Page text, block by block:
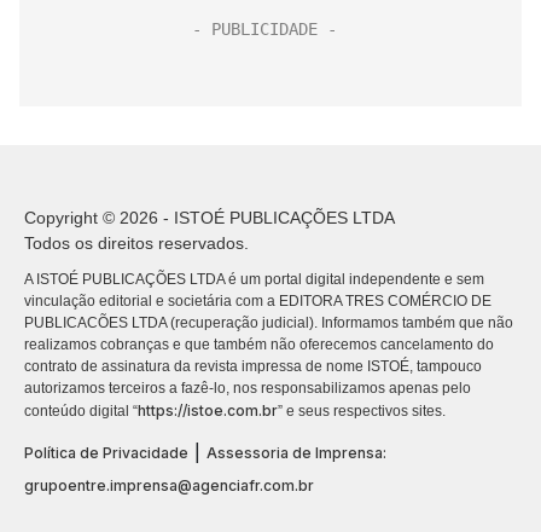
Copyright © 2026 - ISTOÉ PUBLICAÇÕES LTDA
Todos os direitos reservados.
A ISTOÉ PUBLICAÇÕES LTDA é um portal digital independente e sem
vinculação editorial e societária com a EDITORA TRES COMÉRCIO DE
PUBLICACÕES LTDA (recuperação judicial). Informamos também que não
realizamos cobranças e que também não oferecemos cancelamento do
contrato de assinatura da revista impressa de nome ISTOÉ, tampouco
autorizamos terceiros a fazê-lo, nos responsabilizamos apenas pelo
conteúdo digital “https://istoe.com.br” e seus respectivos sites.
Política de Privacidade
Assessoria de Imprensa:
grupoentre.imprensa@agenciafr.com.br